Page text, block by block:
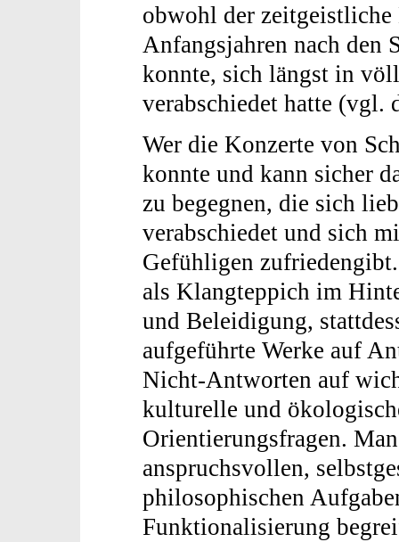
obwohl der
Anfangsjahren nach den
konnte, sich längst in
verabschiedet hatte (vgl.
Wer die Konzerte von
konnte und kann sicher
zu begegnen, die sich
verabschiedet und sich
Gefühligen
als Klangteppich im
und Beleidigung,
aufgeführte Werke auf
Nicht-Antworten auf
kulturelle und
Orientierungsfragen.
anspruchsvollen,
philosophischen
Funktionalisierung